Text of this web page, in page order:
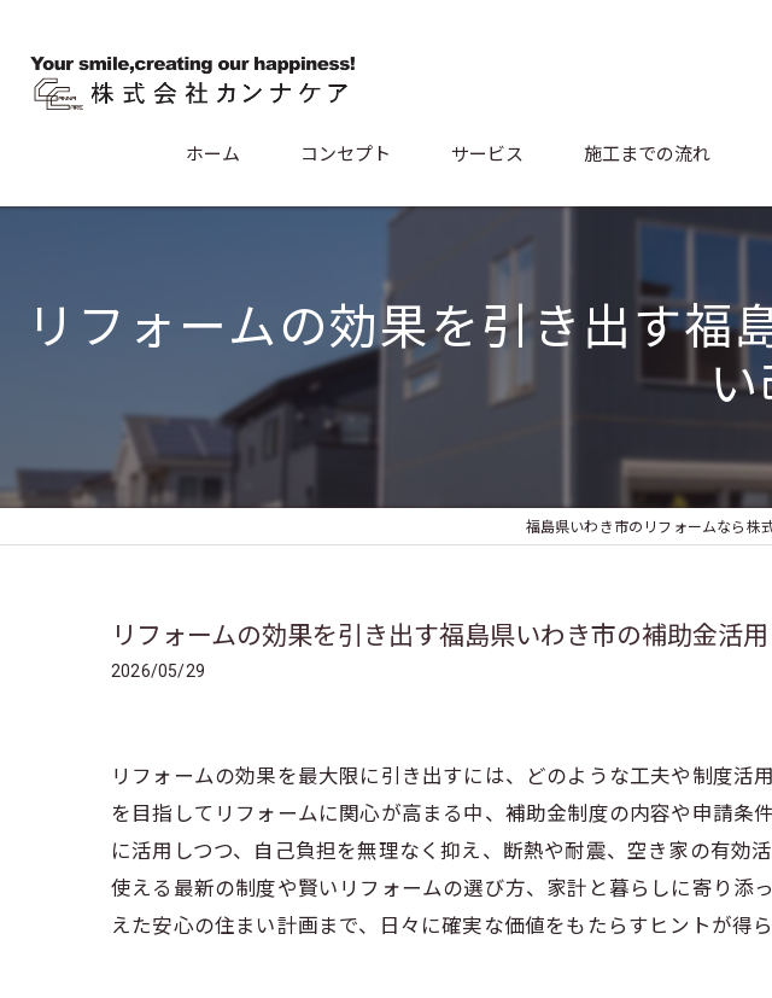
ホーム コンセプト サービス 施工までの流れ
リフォームの効果を引き出す福
い
福島県いわき市のリフォームなら株
リフォームの効果を引き出す福島県いわき市の補助金活
2026/05/29
リフォームの効果を最大限に引き出すには、どのような工夫や制度
を目指してリフォームに関心が高まる中、補助金制度の内容や申請
に活用しつつ、自己負担を無理なく抑え、断熱や耐震、空き家の有
使える最新の制度や賢いリフォームの選び方、家計と暮らしに寄り
えた安心の住まい計画まで、日々に確実な価値をもたらすヒントが得ら